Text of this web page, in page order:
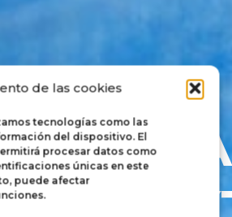
de las cookies
tecnologías como las
del dispositivo. El
procesar datos como
únicas en este
puede afectar